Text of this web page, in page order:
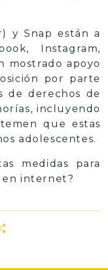
y Snap están a
Instagram,
mostrado apoyo
por parte
de derechos de
incluyendo
que estas
adolescentes.
medidas para
en internet?